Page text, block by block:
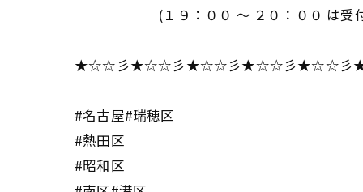
(１９：００ ～ ２０：００ は受付
★☆☆彡★☆☆彡★☆☆彡★☆☆彡★☆☆彡
#名古屋#瑞穂区
#熱田区
#昭和区